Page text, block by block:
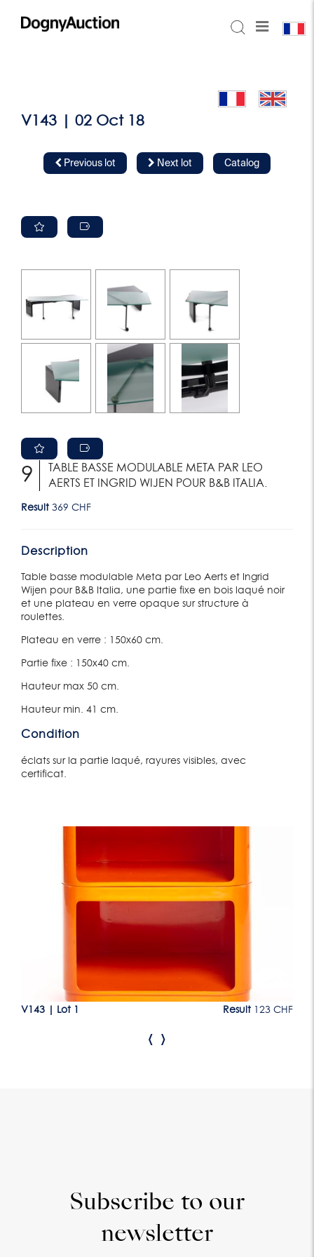
V143 | 02 Oct 18
Previous lot Next lot Catalog
9
TABLE BASSE MODULABLE META PAR LEO
AERTS ET INGRID WIJEN POUR B&B ITALIA.
Result 369 CHF
Description
Table basse modulable Meta par Leo Aerts et Ingrid
Wijen pour B&B Italia, une partie fixe en bois laqué noir
et une plateau en verre opaque sur structure à
roulettes.
Plateau en verre : 150x60 cm.
Partie fixe : 150x40 cm.
Hauteur max 50 cm.
Hauteur min. 41 cm.
Condition
éclats sur la partie laqué, rayures visibles, avec
certificat.
V143 Lot 1 Result 123 CHF
‹ ›
Subscribe to our
newsletter